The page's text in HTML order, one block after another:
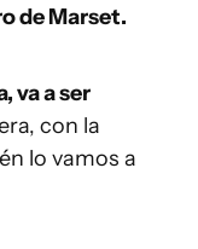
de Marset.
va a ser
con la
lo vamos a